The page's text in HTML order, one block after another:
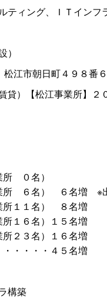
ティング、ＩＴインフ
松江市朝日町４９８番
貸）【松江事業所】２
所
０名）
所 ６名） ６名増 ※
１１名）
８名増
１６名）１５名増
２３名）１６名増
・・・・４５名増
構築